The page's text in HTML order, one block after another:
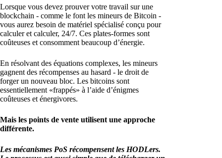
Lorsque vous devez prouver votre travail sur une
blockchain - comme le font les mineurs de Bitcoin -
vous aurez besoin de matériel spécialisé conçu pour
calculer et calculer, 24/7. Ces plates-formes sont
coûteuses et consomment beaucoup d’énergie.
En résolvant des équations complexes, les mineurs
gagnent des récompenses au hasard - le droit de
forger un nouveau bloc. Les bitcoins sont
essentiellement «frappés» à l’aide d’énigmes
coûteuses et énergivores.
Mais les points de vente utilisent une approche
différente.
Les mécanismes PoS récompensent les HODLers.